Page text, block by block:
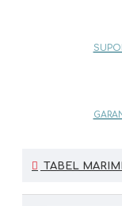
TABEL MARIMI